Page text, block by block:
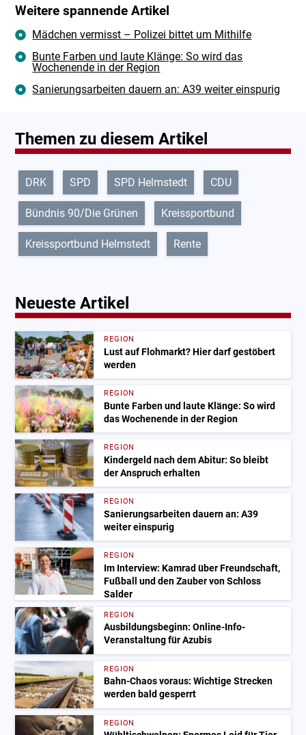
Weitere spannende Artikel
Mädchen vermisst – Polizei bittet um Mithilfe
Bunte Farben und laute Klänge: So wird das
Wochenende in der Region
Sanierungsarbeiten dauern an: A39 weiter einspurig
Themen zu diesem Artikel
DRK SPD SPD Helmstedt CDU
Bündnis 90/Die Grünen Kreissportbund
Kreissportbund Helmstedt Rente
Neueste Artikel
REGION
Lust auf Flohmarkt? Hier darf gestöbert
werden
REGION
Bunte Farben und laute Klänge: So wird
das Wochenende in der Region
REGION
Kindergeld nach dem Abitur: So bleibt
der Anspruch erhalten
REGION
Sanierungsarbeiten dauern an: A39
weiter einspurig
REGION
Im Interview: Kamrad über Freundschaft,
Fußball und den Zauber von Schloss
Salder
REGION
Ausbildungsbeginn: Online-Info-
Veranstaltung für Azubis
REGION
Bahn-Chaos voraus: Wichtige Strecken
werden bald gesperrt
REGION